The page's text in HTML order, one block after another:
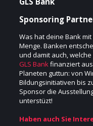
Sponsoring
Was hat deine Bank
Menge. Banken
und damit auch,
GLS Bankfinanziert
Planeten guttun: von
Bildungsinitiativen bis
Sponsor die
unterstüzt!
Haben auch Sie